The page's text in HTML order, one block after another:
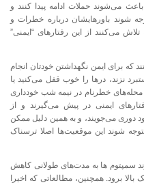
می‌شوند حملات ادامه پیدا کنند و
شوند باورهایشان درباره خطرات و
می‌کنند از این رفتارهای “ایمنی”
که برای ایمن نگهداشتن خودتان انجام
نزند، درها را خوب قفل می‌کنید یا
محله‌های خطرنام در نیمه شب خودداری
ایمنی در پیش می‌گیرند و از
دوری می‌جویند، و به همین دلیل ممکن
شوند این موقعیت‌ها اصلا ترسناک
سمپتوم ها به مدت‌های طولانی کاهش
بالا برود. همچنین، مطالعاتی که اخیرا